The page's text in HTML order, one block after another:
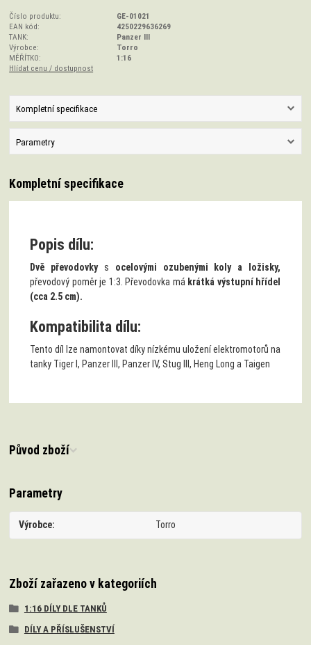
Číslo produktu:
GE-01021
EAN kód:
4250229636269
TANK:
Panzer III
Výrobce:
Torro
MĚŘÍTKO:
1:16
Hlídat cenu / dostupnost
Kompletní specifikace
Parametry
Kompletní specifikace
Popis dílu:
Dvě převodovkys ocelovými ozubenými koly a ložisky,
převodový poměr je 1:3. Převodovka má krátká výstupní hřídel
(cca 2.5 cm).
Kompatibilita dílu:
Tento díl lze namontovat díky nízkému uložení elektromotorů na
tanky Tiger I, Panzer III, Panzer IV, Stug III, Heng Long a Taigen
Původ zboží
Parametry
Výrobce Torro
Zboží zařazeno v kategoriích
1:16 DÍLY DLE TANKŮ
DÍLY A PŘÍSLUŠENSTVÍ